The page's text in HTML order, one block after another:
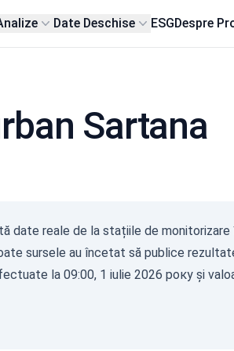
Date Deschise ESGDespre
Sartana
date reale de la stațiile de
sursele au încetat să publice
la 09:00, 1 iulie 2026 року și
с/д
0-